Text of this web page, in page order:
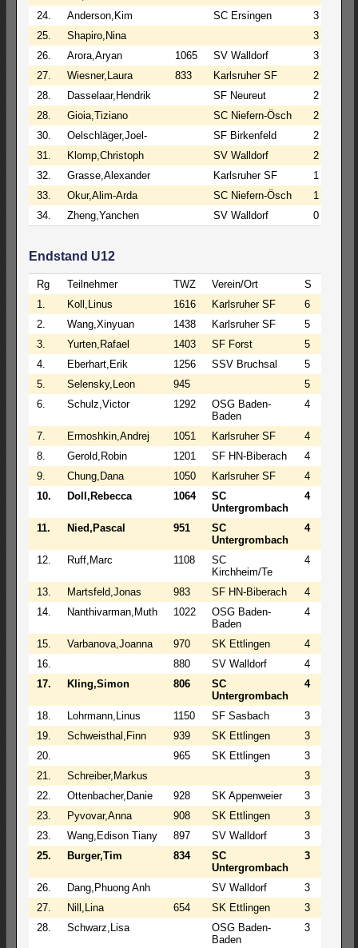
24.
Anderson,Kim SC Ersingen 3
25.
Shapiro,Nina 3
26.
Arora,Aryan 1065 SV Walldorf 3
27.
Wiesner,Laura 833 Karlsruher SF 2
28.
Dasselaar,Hendrik SF Neureut 2
28.
Gioia,Tiziano SC Niefern-Ösch 2
30.
Oelschläger,Joel- SF Birkenfeld 2
31.
Klomp,Christoph SV Walldorf 2
32.
Grasse,Alexander Karlsruher SF 1
33.
Okur,Alim-Arda SC Niefern-Ösch 1
34.
Zheng,Yanchen SV Walldorf 0
Endstand U12
Rg Teilnehmer TWZ Verein/Ort S
1.
Koll,Linus 1616 Karlsruher SF 6
2.
Wang,Xinyuan 1438 Karlsruher SF 5
3.
Yurten,Rafael 1403 SF Forst 5
4.
Eberhart,Erik 1256 SSV Bruchsal 5
5.
Selensky,Leon 945 5
6.
Schulz,Victor 1292
OSG Baden-
Baden
4
7. Ermoshkin,Andrej 1051 Karlsruher SF 4
8.
Gerold,Robin 1201 SF HN-Biberach 4
9.
Chung,Dana 1050 Karlsruher SF 4
10.
Doll,Rebecca 1064
SC
Untergrombach
4
11. Nied,Pascal 951
SC
Untergrombach
4
12. Ruff,Marc 1108
SC
Kirchheim/Te
4
13. Martsfeld,Jonas 983 SF HN-Biberach 4
14.
Nanthivarman,Muth 1022
OSG Baden-
Baden
4
15. Varbanova,Joanna 970 SK Ettlingen 4
16.
880 SV Walldorf 4
17.
Kling,Simon 806
SC
Untergrombach
4
18. Lohrmann,Linus 1150 SF Sasbach 3
19.
Schweisthal,Finn 939 SK Ettlingen 3
20.
965 SK Ettlingen 3
21.
Schreiber,Markus 3
22.
Ottenbacher,Danie 928 SK Appenweier 3
23.
Pyvovar,Anna 908 SK Ettlingen 3
23.
Wang,Edison Tiany 897 SV Walldorf 3
25.
Burger,Tim 834
SC
Untergrombach
3
26. Dang,Phuong Anh SV Walldorf 3
27.
Nill,Lina 654 SK Ettlingen 3
28.
Schwarz,Lisa
OSG Baden-
Baden
3